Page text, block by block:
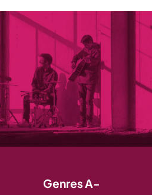
Genres A-